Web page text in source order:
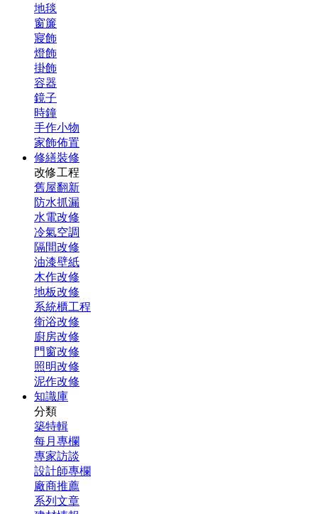
地毯
窗簾
寢飾
燈飾
掛飾
容器
鏡子
時鐘
手作小物
家飾佈置
修繕裝修
改修工程
舊屋翻新
防水抓漏
水電改修
冷氣空調
隔間改修
油漆壁紙
木作改修
地板改修
系統櫃工程
衛浴改修
廚房改修
門窗改修
照明改修
泥作改修
知識庫
分類
築特輯
每月專欄
專家訪談
設計師專欄
廠商推薦
系列文章